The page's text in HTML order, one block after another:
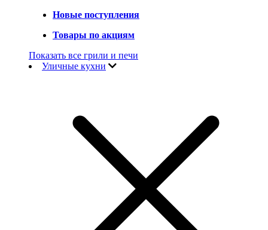
Новые поступления
Товары по акциям
Показать все грили и печи
Уличные кухни